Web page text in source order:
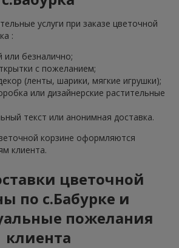
услуги при заказе цветочной
:
или безналично;
с пожеланием;
(ленты, шарики, мягкие игрушки);
или дизайнерские растительные
текст или анонимная доставка.
корзине оформляются
клиента.
цветочной
по с.Бабурке и
пожелания
клиента